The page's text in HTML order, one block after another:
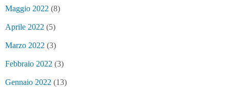
Maggio 2022 (8)
Aprile 2022 (5)
Marzo 2022 (3)
Febbraio 2022 (3)
Gennaio 2022 (13)